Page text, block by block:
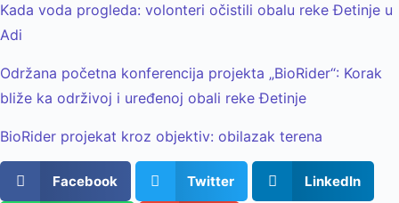
Kada voda progleda: volonteri očistili obalu reke Đetinje u
Adi
Održana početna konferencija projekta „BioRider“: Korak
bliže ka održivoj i uređenoj obali reke Đetinje
BioRider projekat kroz objektiv: obilazak terena
Facebook Twitter LinkedIn